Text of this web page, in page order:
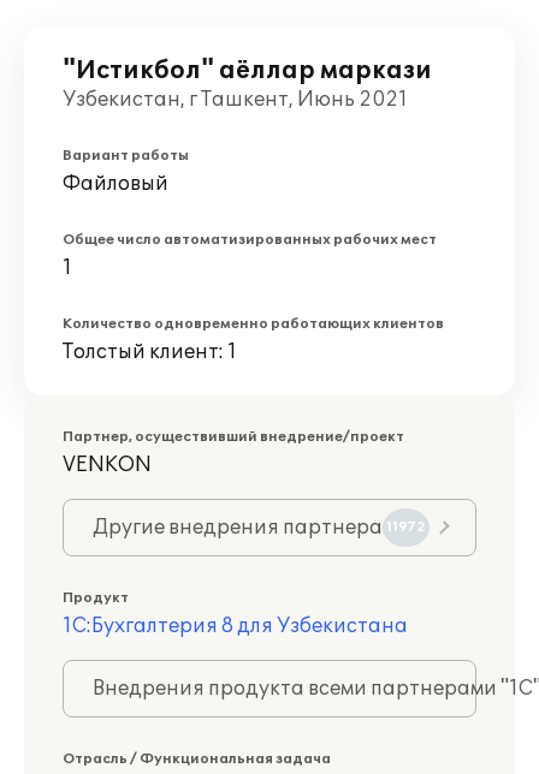
"Истикбол" аёллар маркази
Узбекистан, г Ташкент, Июнь 2021
Вариант работы
Файловый
Общее число автоматизированных рабочих мест
1
Количество одновременно работающих клиентов
Толстый клиент: 1
Партнер, осуществивший внедрение/проект
VENKON
Другие внедрения партнера 11972
Продукт
1С:Бухгалтерия 8 для Узбекистана
Внедрения продукта всеми партнерами
Отрасль / Функциональная задача